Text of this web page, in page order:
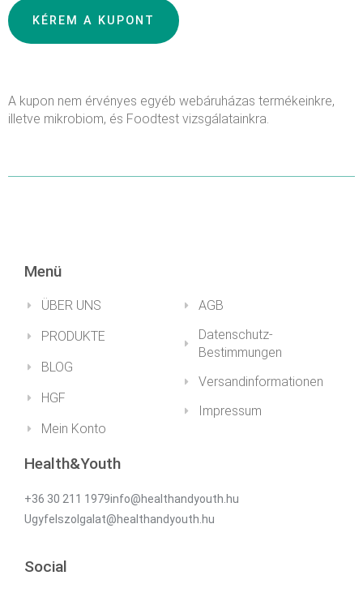
KÉREM A KUPONT
A kupon nem érvényes egyéb webáruházas termékeinkre,
illetve mikrobiom, és Foodtest vizsgálatainkra.
Menü
ÜBER UNS
PRODUKTE
BLOG
HGF
Mein Konto
AGB
Datenschutz-
Bestimmungen
Versandinformationen
Impressum
Health&Youth
+36 30 211 1979info@healthandyouth.hu
Ugyfelszolgalat@healthandyouth.hu
Social